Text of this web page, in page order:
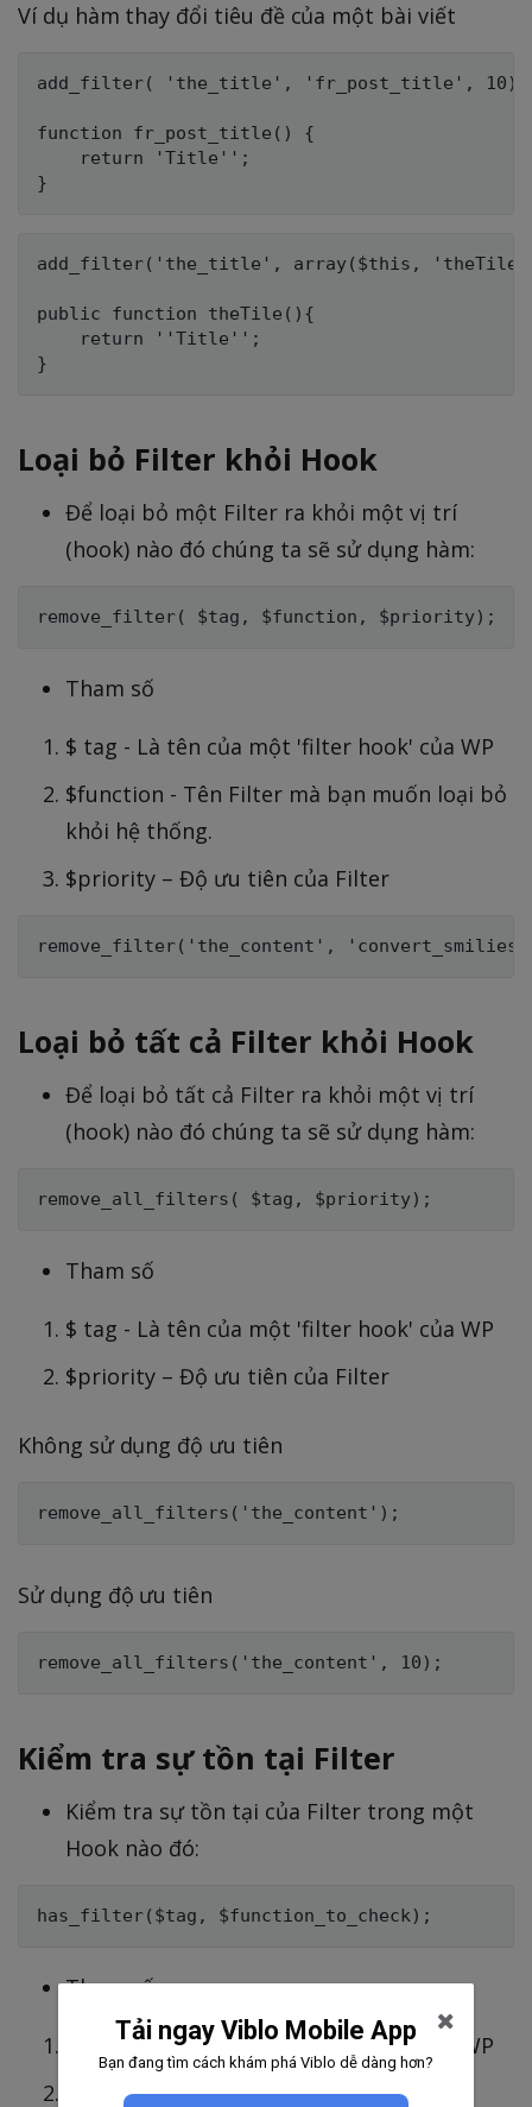
Ví dụ hàm thay đổi tiêu đề của một bài viết
add_filter( 'the_title', 'fr_post_title', 10);
function fr_post_title() {
    return 'Title'';
add_filter('the_title', array($this,
public function theTile(){
    return ''Title'';
Loại bỏ Filter khỏi Hook
Để loại bỏ một Filter ra khỏi một vị trí
(hook) nào đó chúng ta sẽ sử dụng hàm:
Tham số
$ tag - Là tên của một 'filter hook' của WP
$function - Tên Filter mà bạn muốn loại bỏ
khỏi hệ thống.
$priority – Độ ưu tiên của Filter
Loại bỏ tất cả Filter khỏi Hook
Để loại bỏ tất cả Filter ra khỏi một vị trí
(hook) nào đó chúng ta sẽ sử dụng hàm:
Tham số
$ tag - Là tên của một 'filter hook' của WP
$priority – Độ ưu tiên của Filter
Không sử dụng độ ưu tiên
Sử dụng độ ưu tiên
Kiểm tra sự tồn tại Filter
Kiểm tra sự tồn tại của Filter trong một
Hook nào đó:
Tham số
$ tag - Là tên của một 'filter hook' của WP
$ function_to_check - Tên Filter mà bạn
Tải ngay Viblo Mobile App
Bạn đang tìm cách khám phá Viblo dễ dàng hơn?